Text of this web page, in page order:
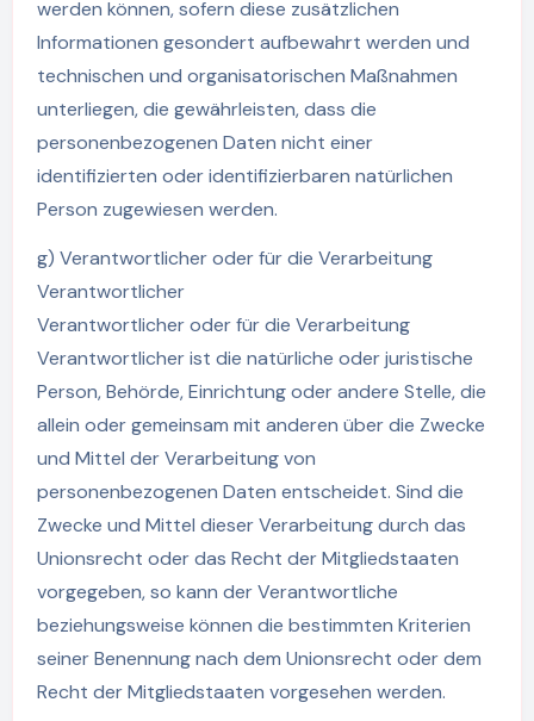
werden können, sofern diese zusätzlichen
Informationen gesondert aufbewahrt werden und
technischen und organisatorischen Maßnahmen
unterliegen, die gewährleisten, dass die
personenbezogenen Daten nicht einer
identifizierten oder identifizierbaren natürlichen
Person zugewiesen werden.
g) Verantwortlicher oder für die Verarbeitung
Verantwortlicher
Verantwortlicher oder für die Verarbeitung
Verantwortlicher ist die natürliche oder juristische
Person, Behörde, Einrichtung oder andere Stelle, die
allein oder gemeinsam mit anderen über die Zwecke
und Mittel der Verarbeitung von
personenbezogenen Daten entscheidet. Sind die
Zwecke und Mittel dieser Verarbeitung durch das
Unionsrecht oder das Recht der Mitgliedstaaten
vorgegeben, so kann der Verantwortliche
beziehungsweise können die bestimmten Kriterien
seiner Benennung nach dem Unionsrecht oder dem
Recht der Mitgliedstaaten vorgesehen werden.